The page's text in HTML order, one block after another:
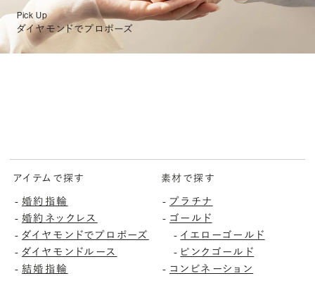
Pick Up
ダイヤモンドでプロポーズ
アイテムで探す
- 婚約指輪
- 婚約ネックレス
- ダイヤモンドでプロポーズ
- ダイヤモンドルース
- 結婚指輪
素材で探す
- プラチナ
- ゴールド
- イエローゴールド
- ピンクゴールド
- コンビネーション